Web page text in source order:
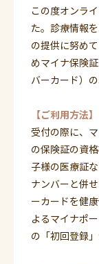
夏季休診日のお
2026.3.10
眼科からのお
令和7年インフ
了のお知らせ
眼科臨時休診の
2025.11.1
この度オンラ
た。診療情報
の提供に努め
めマイナ保険
バーカード）
【ご利用方法】
受付の際に、
の保険証の資
子様の医療証
ナンバーと併
ーカードを健
よるマイナポ
の「初回登録